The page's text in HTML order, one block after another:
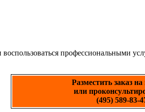
профессиональными
Разместить заказ на
или
(495) 589-83-